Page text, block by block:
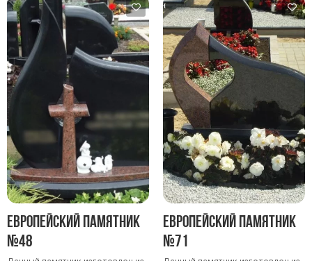
Памятники черные
Памятники со свечей
Памятники в виде дерева
Памятники с лебедями
Памятники в форме волны
Хачкары
Памятники ростовые
Памятники в форме скалы
Памятник Родителям
Мемориальные доски
Буквы из латуни
Европейский памятник
№48
Европейский памятник
№71